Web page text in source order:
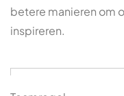
betere manieren om
inspireren.